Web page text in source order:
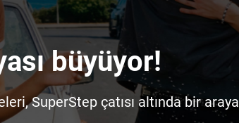
büyüyor!
SuperStep çatısı altında bir araya